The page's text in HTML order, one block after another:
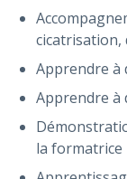
cicatrisation,
Apprendre à
Apprendre à
la formatrice